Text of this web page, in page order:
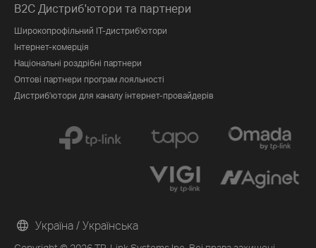
B2C Дистриб'ютори та партнери
Широкопрофільний IT-дистриб'ютори
Інтернет-комерція
Національні роздрібні партнери
Оптові партнери програм лояльності
Дистриб'ютори для каналу інтернет-провайдерів
Україна / Українська